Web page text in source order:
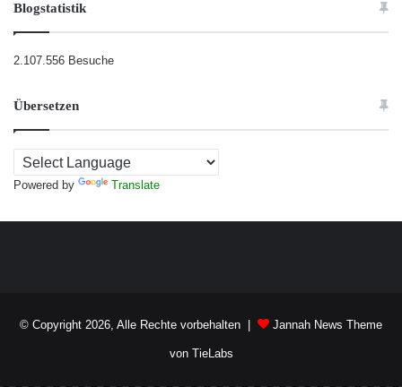
Blogstatistik
2.107.556 Besuche
Übersetzen
Powered by Translate
© Copyright 2026, Alle Rechte vorbehalten | Jannah News Theme
von TieLabs